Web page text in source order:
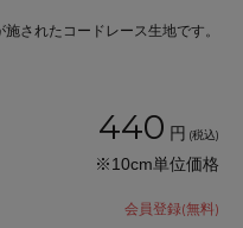
されたコードレース生地です。
440 円 (税込)
※10cm単位価格
会員登録(無料)